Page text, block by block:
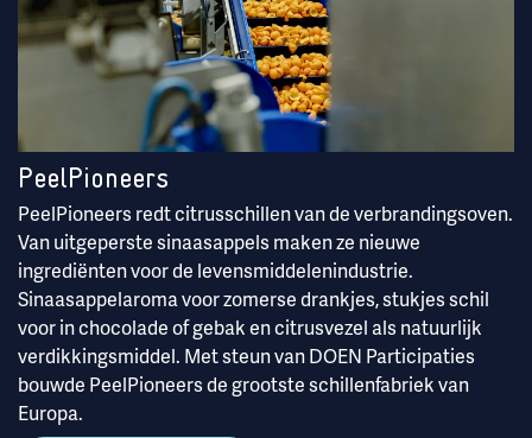
PeelPioneers
PeelPioneers redt citrusschillen van de verbrandingsoven.
Van uitgeperste sinaasappels maken ze nieuwe
ingrediënten voor de levensmiddelenindustrie.
Sinaasappelaroma voor zomerse drankjes, stukjes schil
voor in chocolade of gebak en citrusvezel als natuurlijk
verdikkingsmiddel. Met steun van DOEN Participaties
bouwde PeelPioneers de grootste schillenfabriek van
Europa.